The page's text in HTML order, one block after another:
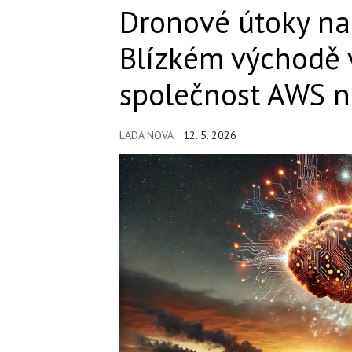
Dronové útoky
Blízkém
společnost AWS
LADA NOVÁ 12. 5. 2026